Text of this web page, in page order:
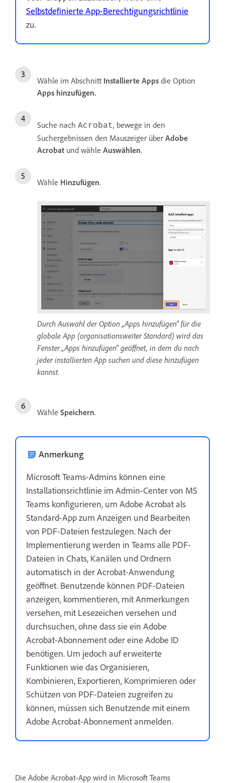
Selbstdefinierte App-Berechtigungsrichtlinie
zu.
Wähle im Abschnitt Installierte Apps die Option
Apps hinzufügen.
Suche nach Acrobat, bewege in den
Suchergebnissen den Mauszeiger über Adobe
Acrobat und wähle Auswählen.
Wähle Hinzufügen.
Durch Auswahl der Option „Apps hinzufügen“ für die
globale App (organisationsweiter Standard) wird das
Fenster „Apps hinzufügen“ geöffnet, in dem du nach
jeder installierten App suchen und diese hinzufügen
kannst.
Wähle Speichern.
Anmerkung
Microsoft Teams-Admins können eine
Installationsrichtlinie im Admin-Center von MS
Teams konfigurieren, um Adobe Acrobat als
Standard-App zum Anzeigen und Bearbeiten
von PDF-Dateien festzulegen. Nach der
Implementierung werden in Teams alle PDF-
Dateien in Chats, Kanälen und Ordnern
automatisch in der Acrobat-Anwendung
geöffnet. Benutzende können PDF-Dateien
anzeigen, kommentieren, mit Anmerkungen
versehen, mit Lesezeichen versehen und
durchsuchen, ohne dass sie ein Adobe
Acrobat-Abonnement oder eine Adobe ID
benötigen. Um jedoch auf erweiterte
Funktionen wie das Organisieren,
Kombinieren, Exportieren, Komprimieren oder
Schützen von PDF-Dateien zugreifen zu
können, müssen sich Benutzende mit einem
Adobe Acrobat-Abonnement anmelden.
Die Adobe Acrobat-App wird in Microsoft Teams